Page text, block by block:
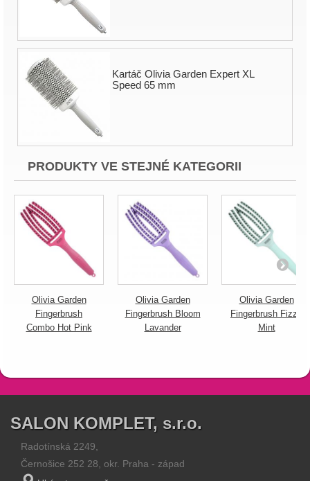
Kartáč Olivia Garden Expert XL
Speed 65 mm
PRODUKTY VE STEJNÉ KATEGORII
Olivia Garden
Fingerbrush
Combo Hot Pink
Olivia Garden
Fingerbrush Bloom
Lavander
Olivia Garden
Fingerbrush Fizzy
Mint
SALON KOMPLET, s.r.o.
Radotínská 2249,
Černošice 252 28, okr. Praha - západ